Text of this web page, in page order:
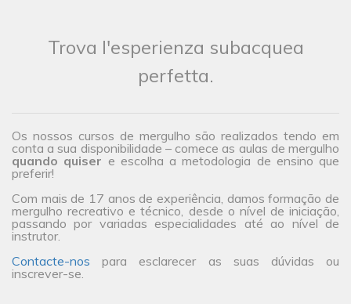
Trova l'esperienza subacquea
perfetta.
Os nossos cursos de mergulho são realizados tendo em
conta a sua disponibilidade – comece as aulas de mergulho
quando quiser e escolha a metodologia de ensino que
preferir!
Com mais de 17 anos de experiência, damos formação de
mergulho recreativo e técnico, desde o nível de iniciação,
passando por variadas especialidades até ao nível de
instrutor.
Contacte-nos para esclarecer as suas dúvidas ou
inscrever-se.